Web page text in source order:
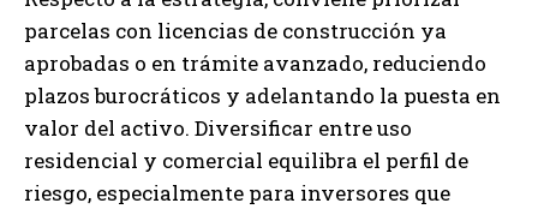
parcelas con licencias de construcción ya
aprobadas o en trámite avanzado, reduciendo
plazos burocráticos y adelantando la puesta en
valor del activo. Diversificar entre uso
residencial y comercial equilibra el perfil de
riesgo, especialmente para inversores que